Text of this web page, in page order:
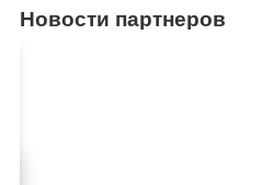
Новости партнеров